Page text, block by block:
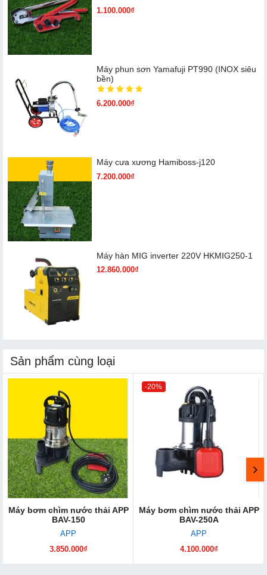
1.100.000₫
Máy phun sơn Yamafuji PT990 (INOX siêu
bền)
6.200.000₫
Máy cưa xương Hamiboss-j120
7.200.000₫
Máy hàn MIG inverter 220V HKMIG250-1
12.860.000₫
Sản phẩm cùng loại
Máy bơm chìm nước thải APP
BAV-150
APP
3.850.000₫
-20%
Máy bơm chìm nước thải APP
BAV-250A
APP
4.100.000₫